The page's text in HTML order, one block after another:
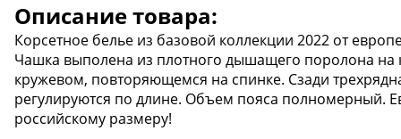
Описание товара:
Корсетное белье из базовой коллекции 2022 от
Чашка выполена из плотного дышащего поролона на
кружевом, повторяющемся на спинке. Сзади
регулируются по длине. Объем пояса полномерный.
российскому размеру!